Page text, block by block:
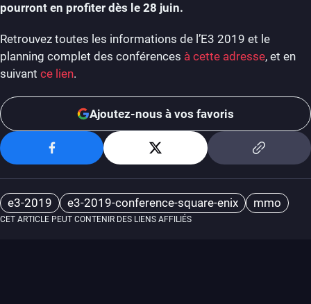
pourront en profiter dès le 28 juin.
Retrouvez toutes les informations de l’E3 2019 et le
planning complet des conférences à cette adresse, et en
suivant ce lien.
Ajoutez-nous à vos favoris
e3-2019 e3-2019-conference-square-enix mmo
CET ARTICLE PEUT CONTENIR DES LIENS AFFILIÉS